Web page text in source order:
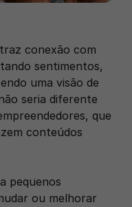
conexão com
sentimentos,
uma visão de
seria diferente
que
conteúdos
pequenos
ou melhorar